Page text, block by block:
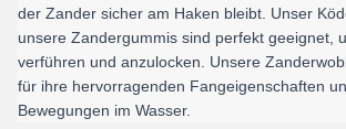
der Zander sicher am Haken bleibt. Unser
unsere Zandergummis sind perfekt geeignet,
verführen und anzulocken. Unsere
für ihre hervorragenden Fangeigenschaften
Bewegungen im Wasser.